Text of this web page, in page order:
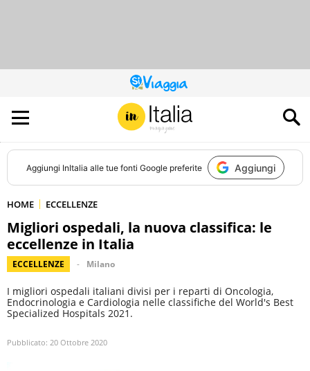
QUESTO
SITO
CONTRIBUISCE
ALL’AUDIENCE
DI
Aggiungi InItalia alle tue fonti Google preferite Aggiungi
HOME ECCELLENZE
Migliori ospedali, la nuova classifica: le
eccellenze in Italia
ECCELLENZE Milano
I migliori ospedali italiani divisi per i reparti di Oncologia,
Endocrinologia e Cardiologia nelle classifiche del World's Best
Specialized Hospitals 2021.
Pubblicato: 20 Ottobre 2020